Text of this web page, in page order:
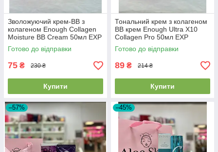
Зволожуючий крем-ВВ з
колагеном Enough Collagen
Moisture BB Cream 50мл EXP
2026.01.18
Готово до відправки
75 ₴ 230 ₴
Купити
Тональний крем з колагеном
BB крем Enough Ultra X10
Collagen Pro 50мл EXP
2026/07/24
Готово до відправки
89 ₴ 214 ₴
Купити
–57% –45%